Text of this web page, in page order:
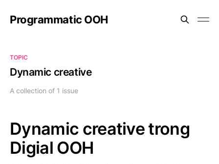
Programmatic OOH
TOPIC
Dynamic creative
A collection of 1 issue
Dynamic creative trong
Digial OOH